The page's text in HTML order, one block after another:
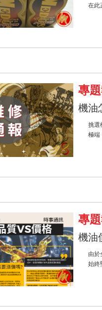
在此
專
機油
挑選
極端
專
機油
由於
始終